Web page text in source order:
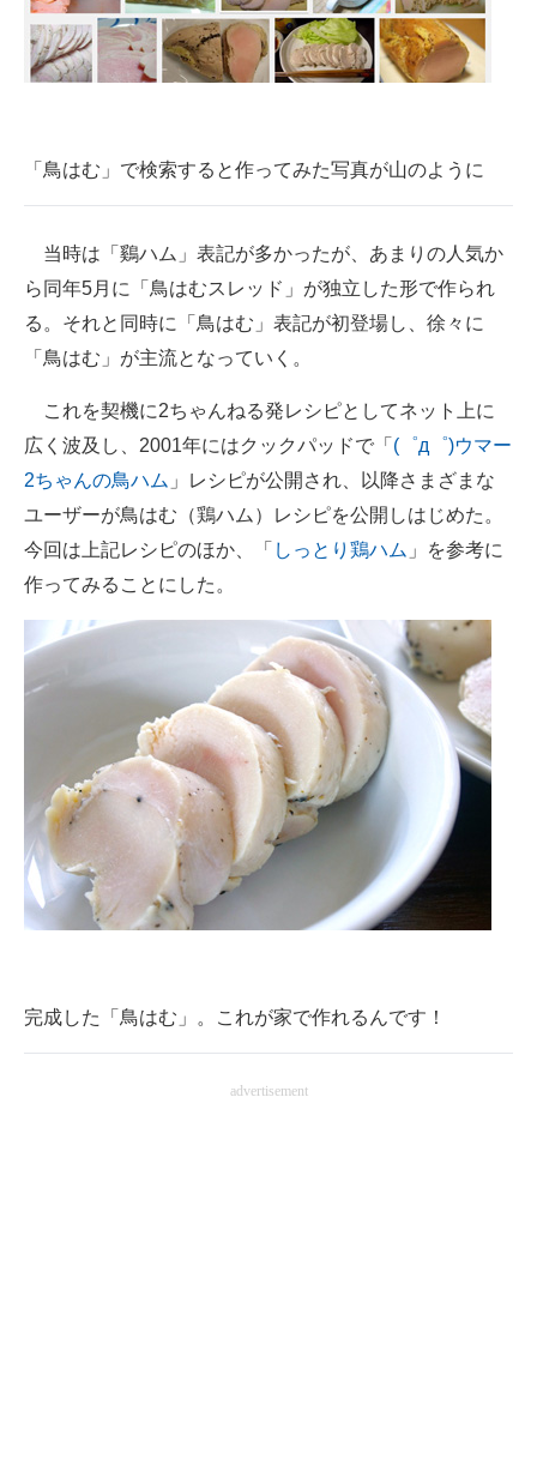
モノづくり技術者専門サイト
エレクトロニクス専門サイト
エネルギーの専門メディア
ちょっと気になるネットの話題
「鳥はむ」で検索すると作ってみた写真が山のように
当時は「鷄ハム」表記が多かったが、あまりの人気か
ら同年5月に「鳥はむスレッド」が独立した形で作られ
る。それと同時に「鳥はむ」表記が初登場し、徐々に
「鳥はむ」が主流となっていく。
これを契機に2ちゃんねる発レシピとしてネット上に
広く波及し、2001年にはクックパッドで「 (゜д゜)ウマー
2ちゃんの鳥ハム 」レシピが公開され、以降さまざまな
ユーザーが鳥はむ（鶏ハム）レシピを公開しはじめた。
今回は上記レシピのほか、「 しっとり鶏ハム 」を参考に
作ってみることにした。
完成した「鳥はむ」。これが家で作れるんです！
advertisement